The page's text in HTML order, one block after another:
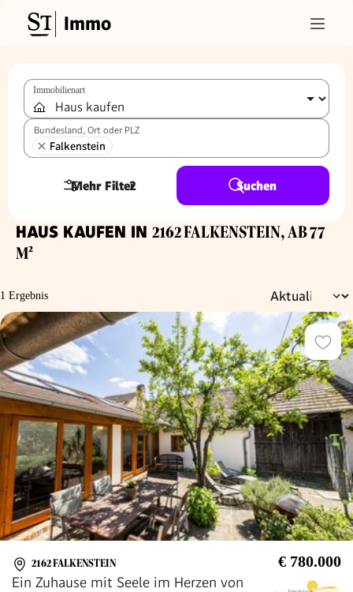
Immo
Immobilienart
Bundesland, Ort oder PLZ
Falkenstein
Mehr Filter
2 Suchen
HAUS KAUFEN IN 2162 FALKENSTEIN, AB 77
M²
1 Ergebnis
2162 FALKENSTEIN € 780.000
Ein Zuhause mit Seele im Herzen von